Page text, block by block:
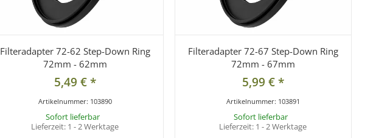
Filteradapter 72-62 Step-Down Ring
72mm - 62mm
5,49 €*
Artikelnummer: 103890
Sofort lieferbar
Lieferzeit: 1 - 2 Werktage
Filteradapter 72-67 Step-Down Ring
72mm - 67mm
5,99 €*
Artikelnummer: 103891
Sofort lieferbar
Lieferzeit: 1 - 2 Werktage